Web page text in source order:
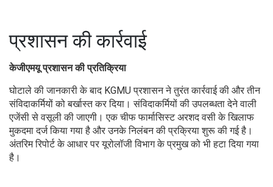
प्रशासन की कार्रवाई
केजीएमयू प्रशासन की प्रतिक्रिया
घोटाले की जानकारी के बाद KGMU प्रशासन ने तुरंत कार्रवाई की और तीन
संविदाकर्मियों को बर्खास्त कर दिया। संविदाकर्मियों की उपलब्धता देने वाली
एजेंसी से वसूली की जाएगी। एक चीफ फार्मासिस्ट अरशद वसी के खिलाफ
मुकदमा दर्ज किया गया है और उनके निलंबन की प्रक्रिया शुरू की गई है।
अंतरिम रिपोर्ट के आधार पर यूरोलॉजी विभाग के प्रमुख को भी हटा दिया गया
है।